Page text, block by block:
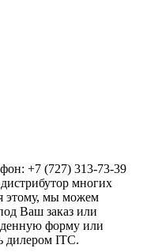
+7 (727) 313-73-39
многих
этому, мы можем
Ваш заказ или
форму или
дилером ITC.